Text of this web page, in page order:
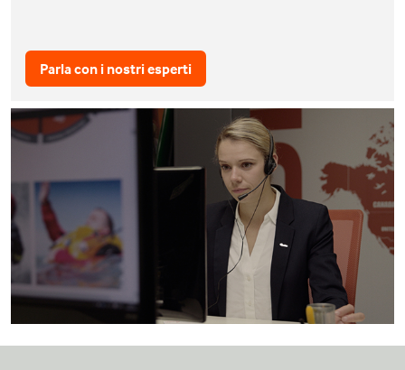
Parla con i nostri esperti